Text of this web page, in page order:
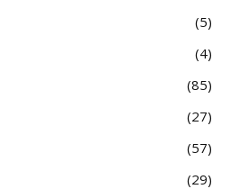
5
4
85
27
57
29